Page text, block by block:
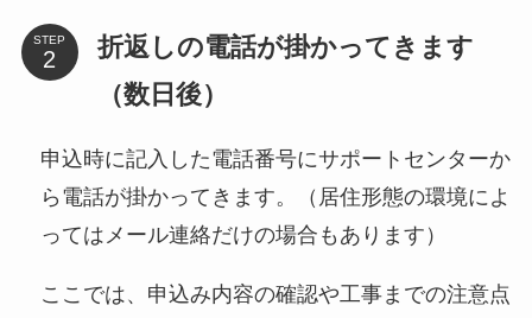
STEP
折返しの電話が掛かってきます
（数日後）
申込時に記入した電話番号にサポートセンターか
ら電話が掛かってきます。（居住形態の環境によ
ってはメール連絡だけの場合もあります）
ここでは、申込み内容の確認や工事までの注意点